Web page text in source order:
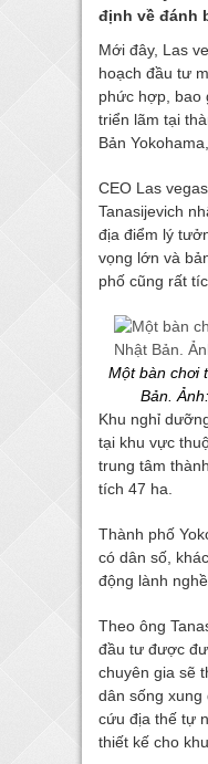
định về đánh
Mới đây, Las
hoạch đầu tư
phức hợp, bao
triển lãm tại
Bản
CEO Las
Tanasijevich
địa điểm lý
vọng lớn và
phố cũng rất
Một bàn chơi
Bản.
Khu nghỉ
tại khu vực
trung tâm
tích 47 ha.
Thành phố
có dân số,
động lành nghề
Theo ông
đầu tư được
chuyên gia sẽ
dân sống xung
cứu địa thế tự
thiết kế cho